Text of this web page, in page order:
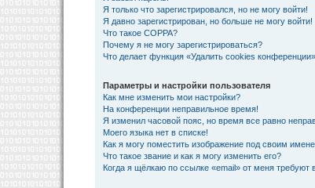
Я только что зарегистрировался, но не могу войти!
Я давно зарегистрирован, но больше не могу войти!
Что такое COPPA?
Почему я не могу зарегистрироваться?
Что делает функция «Удалить cookies
Параметры и настройки пользователя
Как мне изменить мои настройки?
На конференции неправильное время!
Я изменил часовой пояс, но время все равно
Моего языка нет в списке!
Как я могу поместить изображение под своим
Что такое звание и как я могу изменить его?
Когда я щёлкаю по ссылке «email» от меня требуют